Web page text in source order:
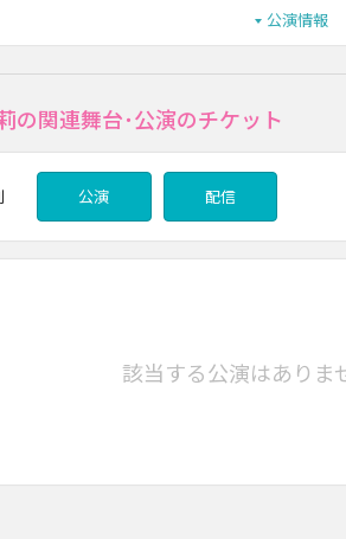
公演情報
の関連舞台･公演のチケット
公演 配信
該当する公演はありま